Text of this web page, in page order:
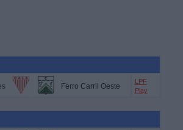
Ferro Carril Oeste
LPF
Play